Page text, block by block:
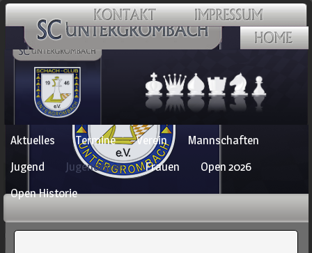
Navigation
überspringen
Aktuelles Termine Verein
Mannschaften
Jugend
Jugendopen Frauen
Open 2026
Open Historie